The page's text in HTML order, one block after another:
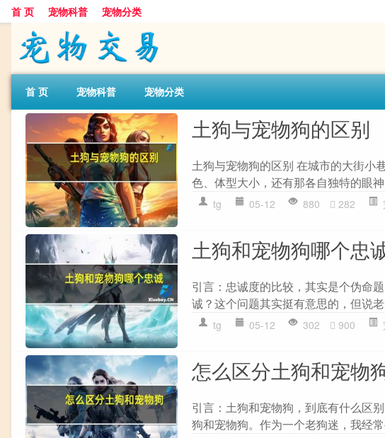
首 页 宠物科普 宠物分类
首 页 宠物科普 宠物分类
土狗与宠物狗的区别
土狗与宠物狗的区别 在城市的大街小
色、体型大小，还有那各自独特的眼
tg 05-12 880 282
土狗和宠物狗哪个忠
引言：忠诚度的比较，其实是个伪命
诚？这个问题其实挺有意思的，但说
tg 05-12 302 900
怎么区分土狗和宠物
引言：土狗和宠物狗，到底有什么区
狗和宠物狗。作为一个老狗迷，我经